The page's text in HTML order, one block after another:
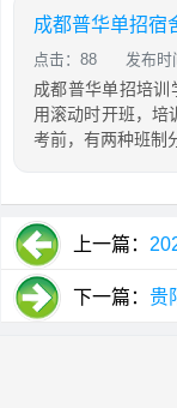
成都普华单招宿
点击：88 发布时
成都普华单招培训
用滚动时开班，培
考前，有两种班制
上一篇：
下一篇： 贵